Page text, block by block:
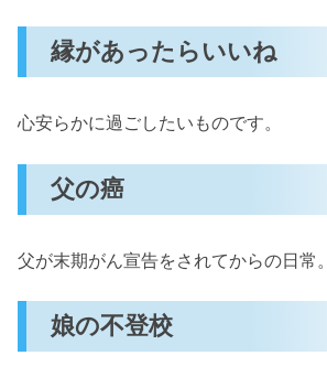
縁があったらいいね
心安らかに過ごしたいものです。
父の癌
父が末期がん宣告をされてからの日常。
娘の不登校